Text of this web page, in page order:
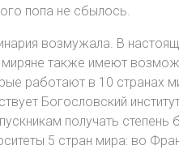
попа не сбылось.
возмужала. В
также имеют
работают в 10 странах
Богословский
получать
5 стран мира: во